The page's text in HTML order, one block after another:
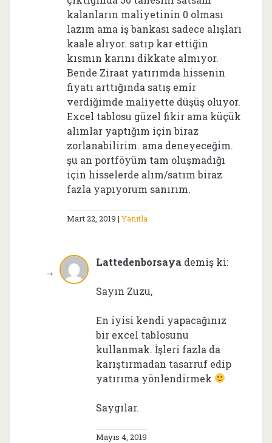
kalanların maliyetinin 0 olması
lazım ama iş bankası sadece alışları
kaale alıyor. satıp kar ettiğin
kısmın karını dikkate almıyor.
Bende Ziraat yatırımda hissenin
fiyatı arttığında satış emir
verdiğimde maliyette düşüş oluyor.
Excel tablosu güzel fikir ama küçük
alımlar yaptığım için biraz
zorlanabilirim. ama deneyeceğim.
şu an portföyüm tam oluşmadığı
için hisselerde alım/satım biraz
fazla yapıyorum sanırım.
Mart 22, 2019 Yanıtla
Lattedenborsaya demiş ki:
Sayın Zuzu,
En iyisi kendi yapacağınız
bir excel tablosunu
kullanmak. İşleri fazla da
karıştırmadan tasarruf edip
yatırıma yönlendirmek
Saygılar.
Mayıs 4, 2019